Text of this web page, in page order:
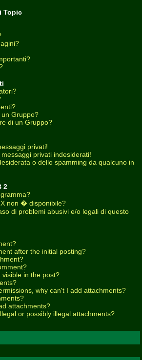
Topic
Gruppo?
di un Gruppo?
privati!
privati indesiderati!
o dello spamming da qualcuno in
2
non � disponibile?
di problemi abusivi e/o legali di questo
after the initial posting?
in the post?
why can't I add attachments?
attachments?
or possibly illegal attachments?